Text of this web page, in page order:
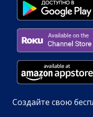
Создайте свою